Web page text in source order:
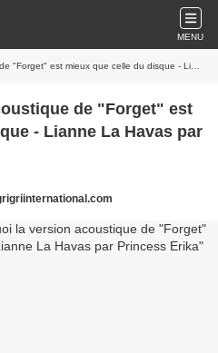
MENU
que celle du disque - Lianne La Havas par Princess Erika
de "Forget" est
- Lianne La Havas par